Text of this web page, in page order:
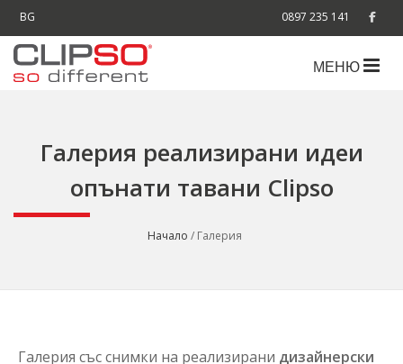
0897 235 141
BG
МЕНЮ
Галерия реализирани идеи
опънати тавани Clipso
Начало / Галерия
Галерия със снимки на реализирани дизайнерски